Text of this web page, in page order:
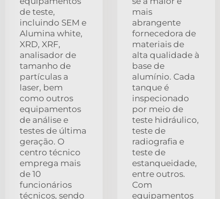
de teste,
incluindo SEM e
Alumina white,
XRD, XRF,
analisador de
tamanho de
partículas a
laser, bem
como outros
equipamentos
de análise e
testes de última
geração. O
centro técnico
emprega mais
de 10
funcionários
técnicos, sendo
mais
abrangente
fornecedora de
materiais de
alta qualidade à
base de
alumínio. Cada
tanque é
inspecionado
por meio de
teste hidráulico,
teste de
radiografia e
teste de
estanqueidade,
entre outros.
Com
equipamentos